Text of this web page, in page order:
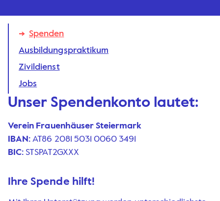
Spenden
Ausbildungs­praktikum
Zivildienst
Jobs
Unser Spendenkonto lautet:
Verein Frauenhäuser Steiermark
IBAN:AT86 2081 5031 0060 3491
BIC: STSPAT2GXXX
Ihre Spende hilft!